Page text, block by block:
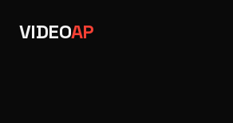
VIDEOAP